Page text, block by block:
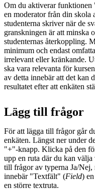
Om du aktiverar
en moderator från din skola
studenterna skriver när de
granskningen är att minska
studenternas återkoppling.
minimum och endast
irrelevant eller kränkande.
ska vara relevanta för
av detta innebär att det kan
resultatet efter att enkäten
Lägg till frågor
För att lägga till frågor går
enkäten. Längst ner under
"+"-knapp. Klicka på den
upp en ruta där du kan
till frågor av typerna Ja/
innebär "Textfält" (Field)
en större textruta.